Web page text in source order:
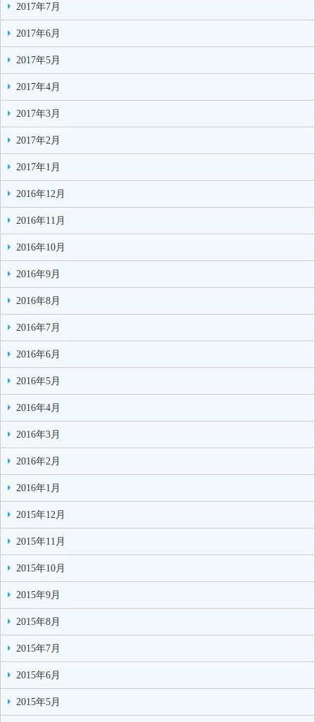
2017年7月
2017年6月
2017年5月
2017年4月
2017年3月
2017年2月
2017年1月
2016年12月
2016年11月
2016年10月
2016年9月
2016年8月
2016年7月
2016年6月
2016年5月
2016年4月
2016年3月
2016年2月
2016年1月
2015年12月
2015年11月
2015年10月
2015年9月
2015年8月
2015年7月
2015年6月
2015年5月